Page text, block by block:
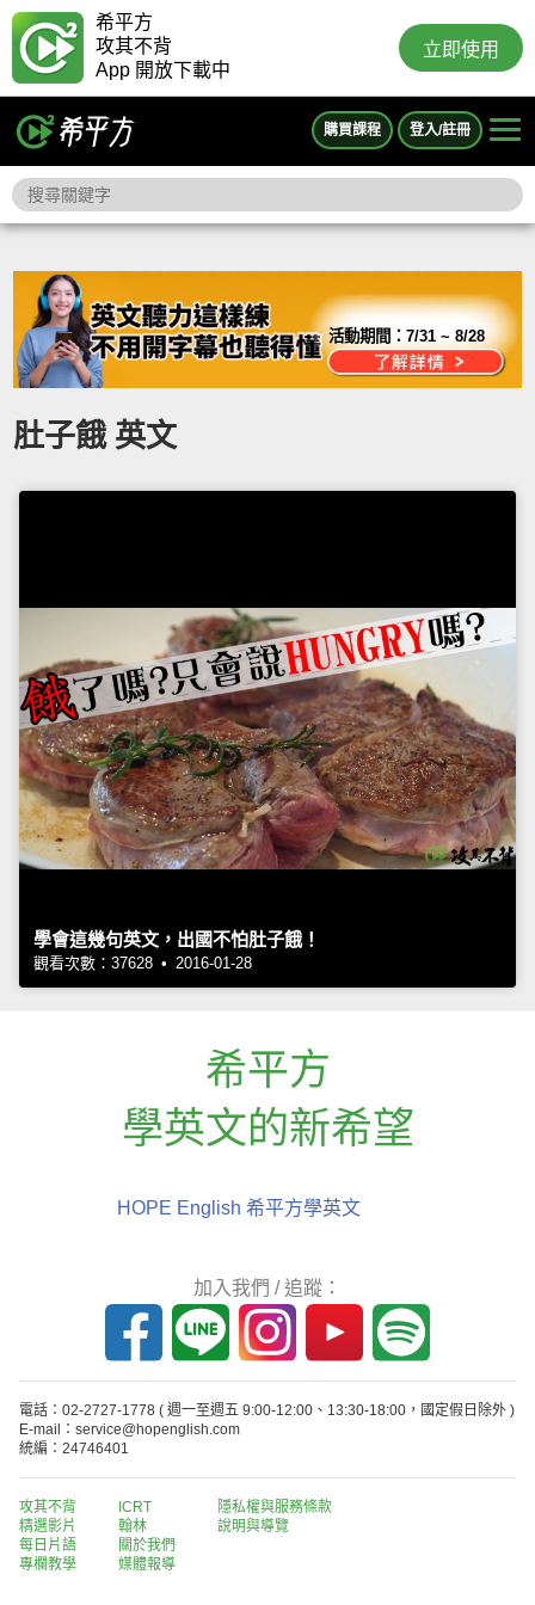
希平方
攻其不背
App 開放下載中
立即使用
購買課程 登入/註冊
活動期間：7/31 ~ 8/28
肚子餓 英文
學會這幾句英文，出國不怕肚子餓！
觀看次數：37628 • 2016-01-28
希平方
學英文的新希望
HOPE English 希平方學英文
加入我們 / 追蹤：
電話：02-2727-1778 ( 週一至週五 9:00-12:00、13:30-18:00，國定假日除外 )
E-mail：service@hopenglish.com
統編：24746401
攻其不背
精選影片
每日片語
專欄教學
ICRT
翰林
關於我們
媒體報導
隱私權與服務條款
說明與導覽